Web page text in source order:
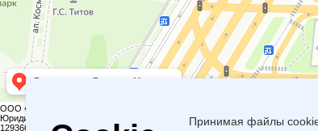
ООО «БЕРТОН»
Юридический и фактический адрес:
129366, Г. МОСКВА, ПРОСПЕКТ МИРА, 150, Г-ЦА «КОСМОС»
Принимая файлы